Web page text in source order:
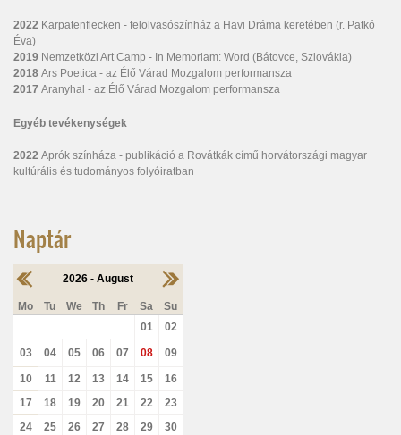
Naptár
2026 - August
Mo Tu We Th Fr Sa
Su
01
02
03 04 05 06 07 08 09
10 11 12 13 14 15
16
17
18 19 20 21 22
23
24
25 26 27 28 29
30
2022 Karpatenflecken - felolvasószínház a Havi Dráma keretében (r. Patkó
Éva)
2019 Nemzetközi Art Camp - In Memoriam: Word (Bátovce, Szlovákia)
2018 Ars Poetica - az Élő Várad Mozgalom performansza
2017 Aranyhal - az Élő Várad Mozgalom performansza
Egyéb tevékenységek
2022 Aprók színháza - publikáció a Rovátkák című horvátországi magyar
kultúrális és tudományos folyóiratban